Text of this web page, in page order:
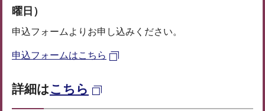
曜日）
申込フォームよりお申し込みください。
申込フォームはこちら
詳細はこちら